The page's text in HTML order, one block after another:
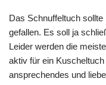
Das Schnuffeltuch
gefallen. Es soll ja
Leider werden die
aktiv für ein
ansprechendes und